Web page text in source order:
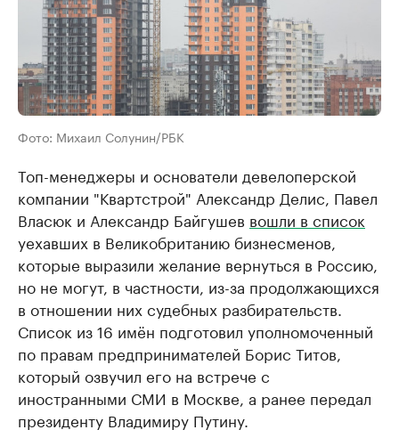
Фото: Михаил Солунин/РБК
Топ-менеджеры и основатели девелоперской
компании "Квартстрой" Александр Делис, Павел
Власюк и Александр Байгушев вошли в список
уехавших в Великобританию бизнесменов,
которые выразили желание вернуться в Россию,
но не могут, в частности, из-за продолжающихся
в отношении них судебных разбирательств.
Список из 16 имён подготовил уполномоченный
по правам предпринимателей Борис Титов,
который озвучил его на встрече с
иностранными СМИ в Москве, а ранее передал
президенту Владимиру Путину.